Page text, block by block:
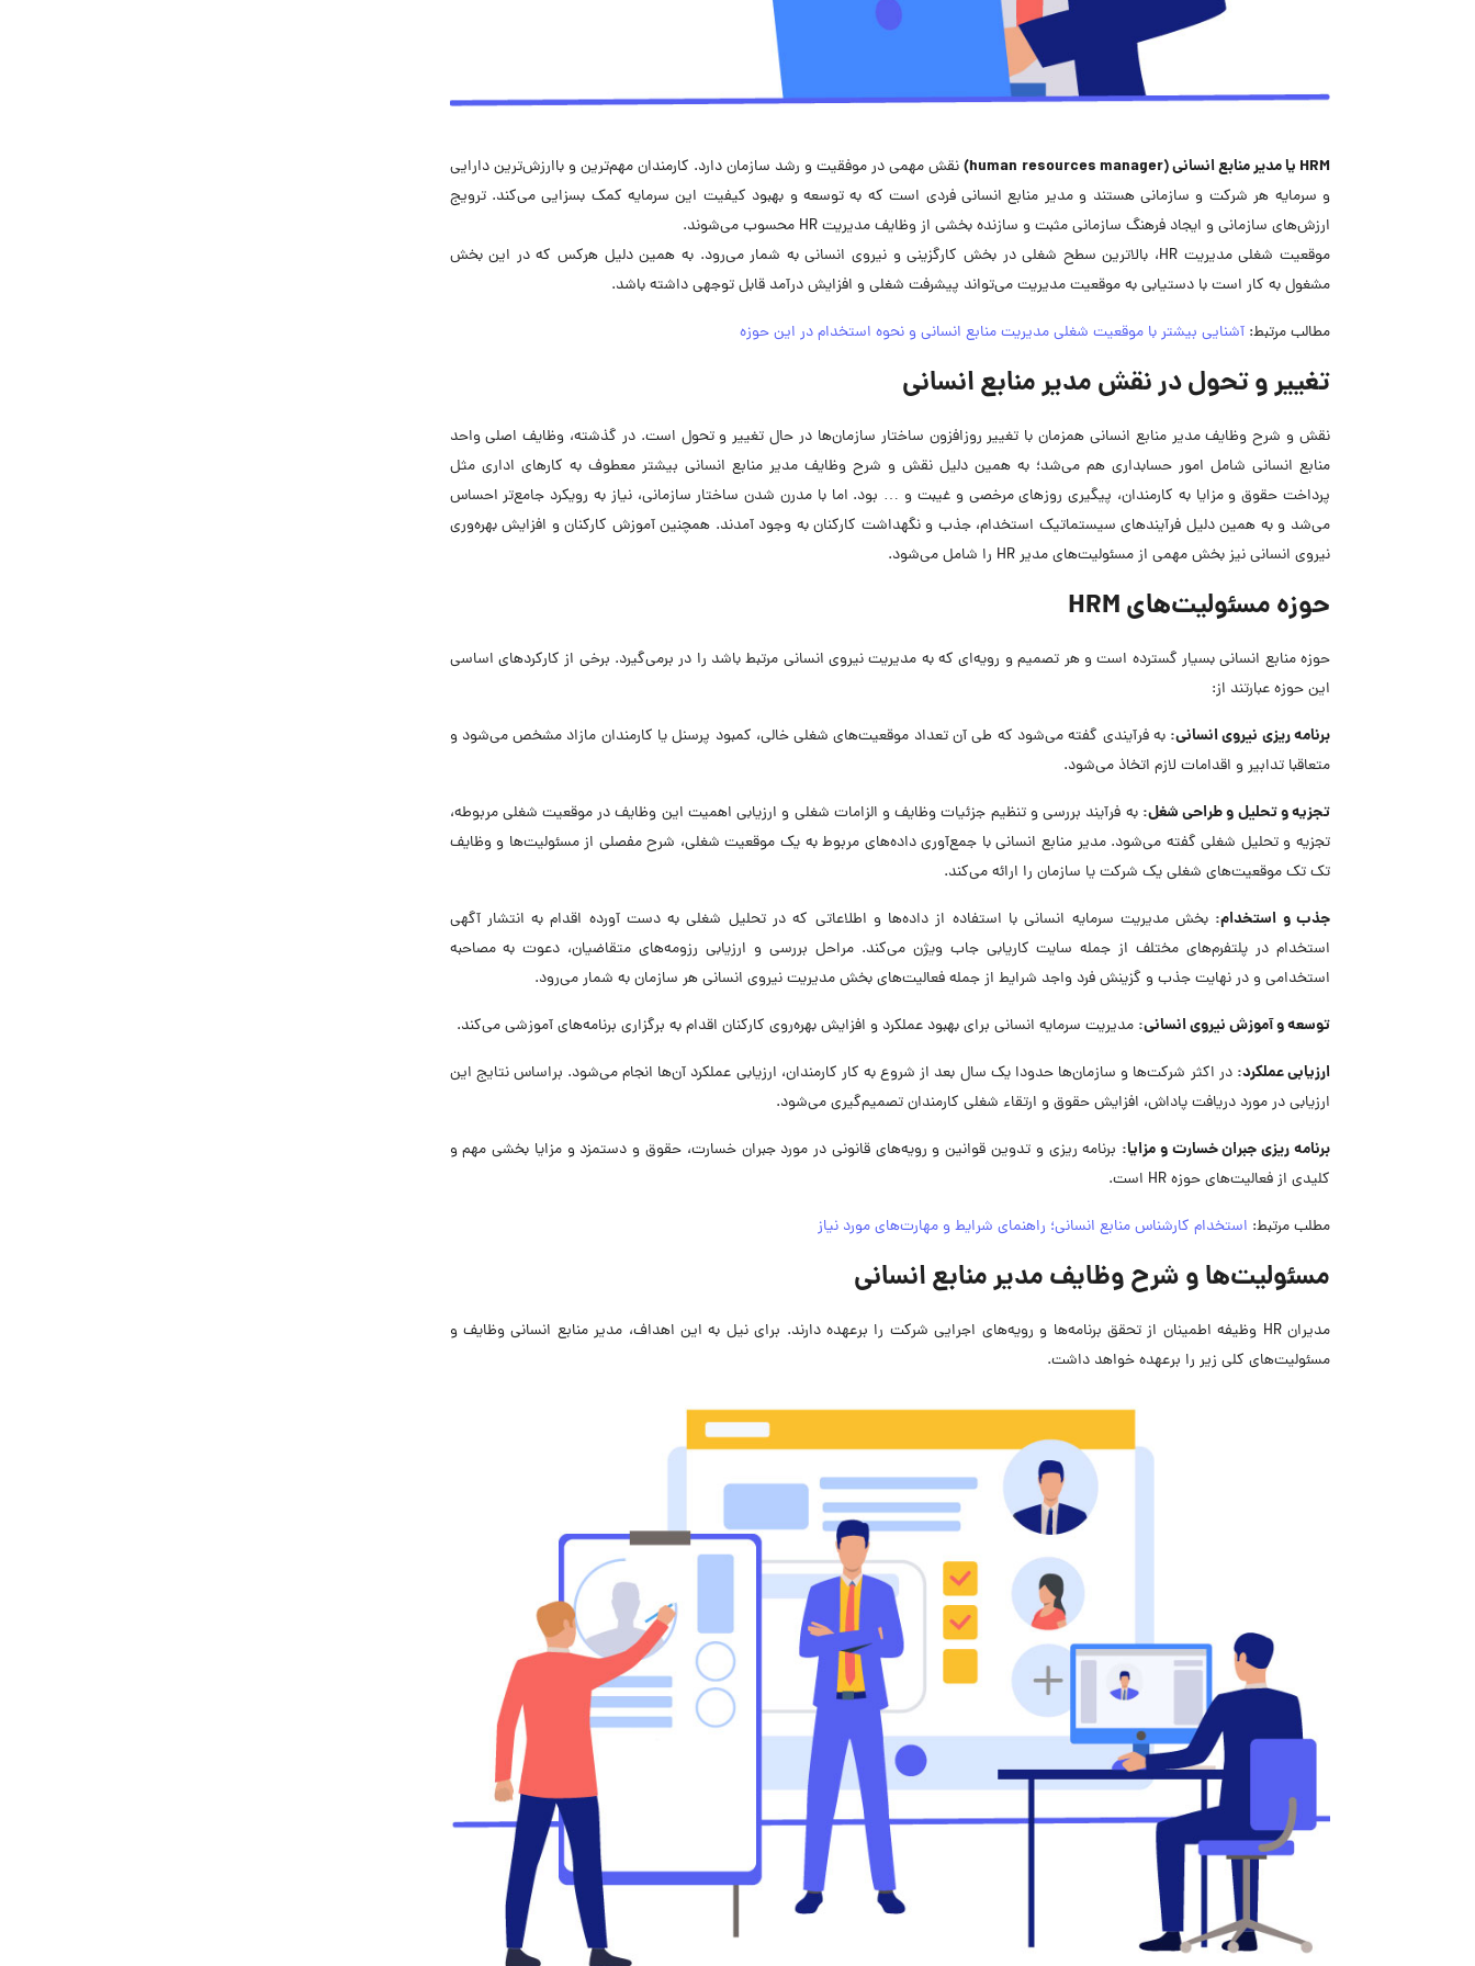
HRM یا مدیر منابع انسانی (human resources manager)
نقش مهمی در موفقیت و رشد سازمان دارد. کارمندان مهم‌ترین و باارزش‌ترین دارایی
و سرمایه هر شرکت و سازمانی هستند و مدیر منابع انسانی فردی است که به توسعه و بهبود کیفیت این سرمایه کمک بسزایی می‌کند. ترویج
ارزش‌های سازمانی و ایجاد فرهنگ سازمانی مثبت و سازنده بخشی از وظایف مدیریت HR محسوب می‌شوند.
موقعیت شغلی مدیریت HR، بالاترین سطح شغلی در بخش کارگزینی و نیروی انسانی به شمار می‌رود. به همین دلیل هرکس که در این بخش
مشغول به کار است با دستیابی به موقعیت مدیریت می‌تواند پیشرفت شغلی و افزایش درآمد قابل توجهی داشته باشد.
مطالب مرتبط: آشنایی بیشتر با موقعیت شغلی مدیریت منابع انسانی و نحوه استخدام در این حوزه
تغییر و تحول در نقش مدیر منابع انسانی
نقش و شرح وظایف مدیر منابع انسانی همزمان با تغییر روزافزون ساختار سازمان‌ها در حال تغییر و تحول است. در گذشته، وظایف اصلی واحد
منابع انسانی شامل امور حسابداری هم می‌شد؛ به همین دلیل نقش و شرح وظایف مدیر منابع انسانی بیشتر معطوف به کارهای اداری مثل
پرداخت حقوق و مزایا به کارمندان، پیگیری روزهای مرخصی و غیبت و … بود. اما با مدرن شدن ساختار سازمانی، نیاز به رویکرد جامع‌تر احساس
می‌شد و به همین دلیل فرآیندهای سیستماتیک استخدام، جذب و نگهداشت کارکنان به وجود آمدند. همچنین آموزش کارکنان و افزایش بهره‌وری
نیروی انسانی نیز بخش مهمی از مسئولیت‌های مدیر HR را شامل می‌شود.
حوزه مسئولیت‌های HRM
حوزه منابع انسانی بسیار گسترده است و هر تصمیم و رویه‌ای که به مدیریت نیروی انسانی مرتبط باشد را در برمی‌گیرد. برخی از کارکردهای اساسی
این حوزه عبارتند از:
برنامه ریزی نیروی انسانی: به فرآیندی گفته می‌شود که طی آن تعداد موقعیت‌های شغلی خالی، کمبود پرسنل یا کارمندان مازاد مشخص می‌شود و
متعاقبا تدابیر و اقدامات لازم اتخاذ می‌شود.
تجزیه و تحلیل و طراحی شغل: به فرآیند بررسی و تنظیم جزئیات وظایف و الزامات شغلی و ارزیابی اهمیت این وظایف در موقعیت شغلی مربوطه،
تجزیه و تحلیل شغلی گفته می‌شود. مدیر منابع انسانی با جمع‌آوری داده‌های مربوط به یک موقعیت شغلی، شرح مفصلی از مسئولیت‌ها و وظایف‌
تک تک موقعیت‌های شغلی یک شرکت یا سازمان را ارائه می‌کند.
جذب و استخدام: بخش مدیریت سرمایه انسانی با استفاده از داده‌ها و اطلاعاتی که در تحلیل شغلی به دست آورده اقدام به انتشار آگهی
استخدام در پلتفرم‌های مختلف از جمله سایت کاریابی جاب ویژن می‌کند. مراحل بررسی و ارزیابی رزومه‌های متقاضیان، دعوت به مصاحبه
استخدامی و در نهایت جذب و گزینش فرد واجد شرایط از جمله فعالیت‌های بخش مدیریت نیروی انسانی هر سازمان به شمار می‌رود.
توسعه و آموزش نیروی انسانی: مدیریت سرمایه انسانی برای بهبود عملکرد و افزایش بهره‌روی کارکنان اقدام به برگزاری برنامه‌های آموزشی می‌کند.
ارزیابی عملکرد: در اکثر شرکت‌ها و سازمان‌ها حدودا یک سال بعد از شروع به کار کارمندان، ارزیابی عملکرد آن‌ها انجام می‌شود. براساس نتایج این
ارزیابی در مورد دریافت پاداش، افزایش حقوق و ارتقاء شغلی کارمندان تصمیم‌گیری می‌شود.
برنامه ریزی جبران خسارت و مزایا: برنامه ریزی و تدوین قوانین و رویه‌های قانونی در مورد جبران خسارت، حقوق و دستمزد و مزایا بخشی مهم و
کلیدی از فعالیت‌های حوزه HR است.
مطلب مرتبط: استخدام کارشناس منابع انسانی؛ راهنمای شرایط و مهارت‌های مورد نیاز
مسئولیت‌ها و شرح وظایف مدیر منابع انسانی
مدیران HR وظیفه اطمینان از تحقق برنامه‌ها و رویه‌های اجرایی شرکت را برعهده دارند. برای نیل به این اهداف، مدیر منابع انسانی وظایف و
مسئولیت‌های کلی زیر را برعهده خواهد داشت.